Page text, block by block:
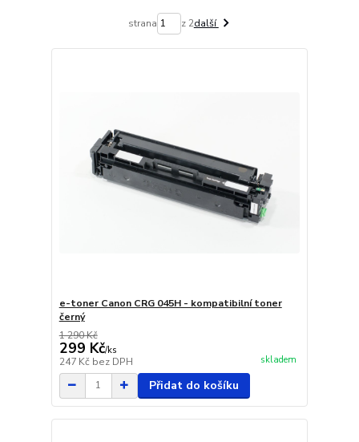
strana z 2další
e-toner Canon CRG 045H - kompatibilní toner
černý
1 290 Kč
299 Kč/ks
247 Kč bez DPH skladem
Přidat do košíku